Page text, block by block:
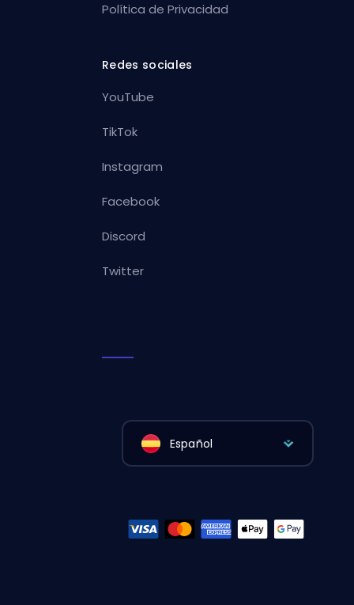
Política de Privacidad
Redes sociales
YouTube
TikTok
Instagram
Facebook
Discord
Twitter
Español